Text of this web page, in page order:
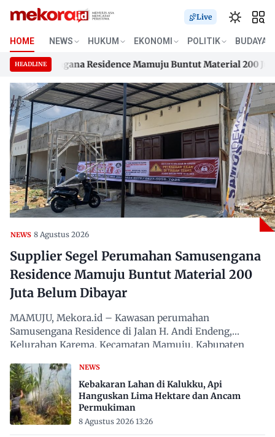
Skip
content
Live
HOME NEWS HUKUM EKONOMI POLITIK BUDAYA
HEADLINE Residence Mamuju Buntut Material 200 Juta
Residence Mamuju Buntut Material 200 Juta
NEWS 8 Agustus 2026
Supplier Segel Perumahan Samusengana
Residence Mamuju Buntut Material 200
Juta Belum Dibayar
MAMUJU, Mekora.id – Kawasan perumahan
Samusengana Residence di Jalan H. Andi Endeng,
Kelurahan Karema, Kecamatan Mamuju, Kabupaten
NEWS
Kebakaran Lahan di Kalukku, Api
Hanguskan Lima Hektare dan Ancam
Permukiman
8 Agustus 2026 13:26